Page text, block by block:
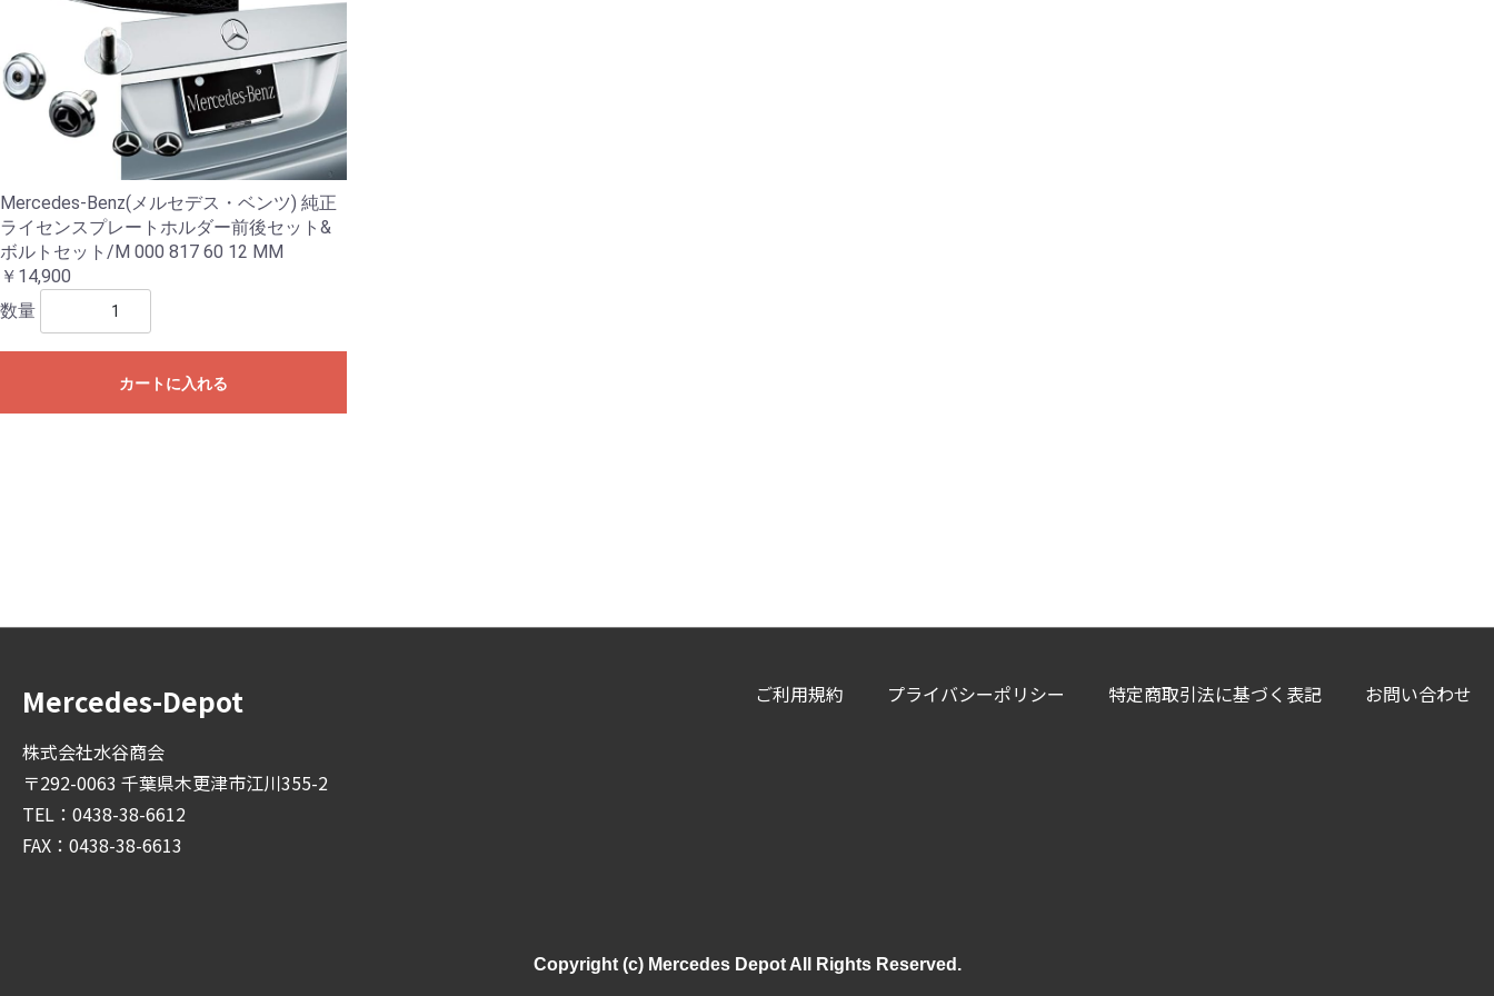
Mercedes-Benz(メルセデス・ベンツ) 純正
ライセンスプレートホルダー前後セット&
ボルトセット/M 000 817 60 12 MM
￥14,900
数量
カートに入れる
Mercedes-Depot
株式会社水谷商会
〒292-0063 千葉県木更津市江川355-2
TEL：0438-38-6612
FAX：0438-38-6613
ご利用規約 プライバシーポリシー 特定商取引法に基づく表記 お問い合わせ
Copyright (c) Mercedes Depot All Rights Reserved.